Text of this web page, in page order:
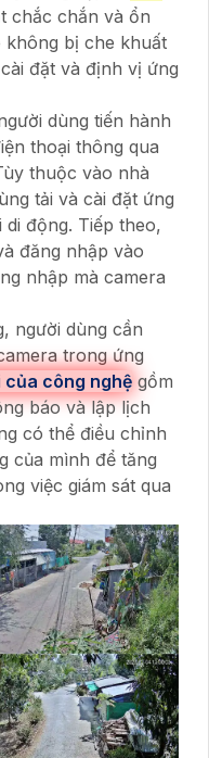
chắc chắn và ổn
bị che khuất
đặt và định vị ứng
dùng tiến hành
thoại thông qua
thuộc vào nhà
tải và cài đặt ứng
động. Tiếp theo,
đăng nhập vào
nhập mà camera
người dùng cần
trong ứng
của công nghệ gồm
báo và lập lịch
có thể điều chỉnh
của mình để tăng
việc giám sát qua